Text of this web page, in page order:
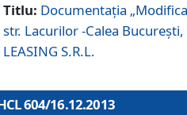
Titlu: Documentaţia
str. Lacurilor -Calea
LEASING S.R.L.
604/16.12.2013